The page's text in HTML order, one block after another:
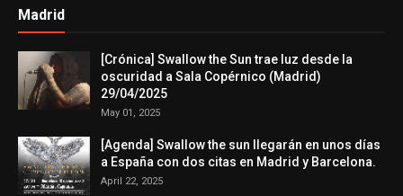
Madrid
[Crónica] Swallow the Sun trae luz desde la
oscuridad a Sala Copérnico (Madrid)
29/04/2025
May 01, 2025
[Agenda] Swallow the sun llegarán en unos días
a España con dos citas en Madrid y Barcelona.
April 22, 2025